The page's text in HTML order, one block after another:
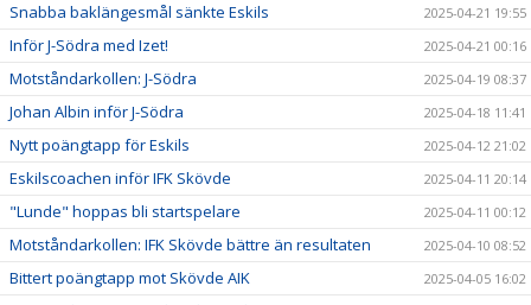
Snabba baklängesmål sänkte Eskils 2025-04-21 19:55
Inför J-Södra med Izet! 2025-04-21 00:16
Motståndarkollen: J-Södra 2025-04-19 08:37
Johan Albin inför J-Södra 2025-04-18 11:41
Nytt poängtapp för Eskils 2025-04-12 21:02
Eskilscoachen inför IFK Skövde 2025-04-11 20:14
"Lunde" hoppas bli startspelare 2025-04-11 00:12
Motståndarkollen: IFK Skövde bättre än resultaten 2025-04-10 08:52
Bittert poängtapp mot Skövde AIK 2025-04-05 16:02